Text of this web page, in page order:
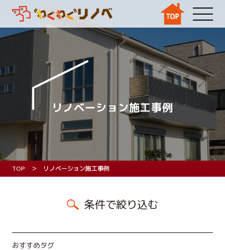
リノベーション施工事例
TOP リノベーション施工事例
条件で絞り込む
おすすめタグ